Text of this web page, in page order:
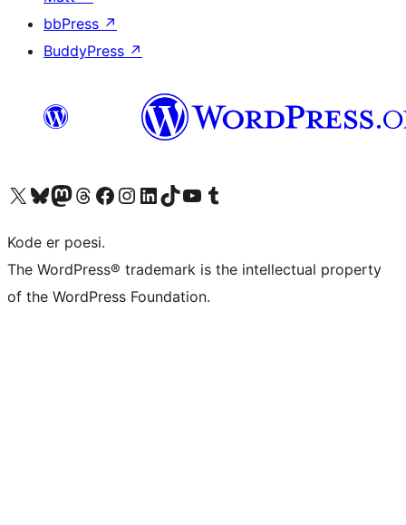
bbPress ↗
BuddyPress ↗
Besøg vores X (tidligere Twitter) konto
Besøg vores Bluesky-konto
Besøg vores Mastodon konto
Besøg vores Threads-konto
Besøg vores Facebook sideBesøg vores Instagram konto
Besøg vores LinkedIn konto
Besøg vores TikTok-konto
Besøg vores YouTube-kanalBesøg vores Tumblr-konto
Kode er poesi.
The WordPress® trademark is the intellectual property
of the WordPress Foundation.